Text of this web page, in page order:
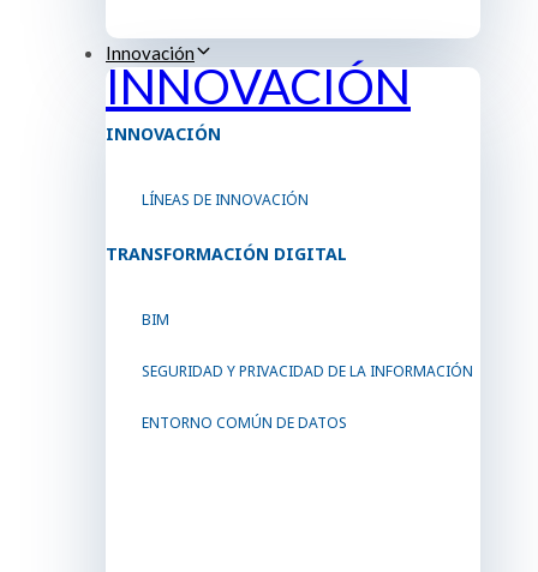
Innovación
INNOVACIÓN
INNOVACIÓN
LÍNEAS DE INNOVACIÓN
TRANSFORMACIÓN DIGITAL
BIM
SEGURIDAD Y PRIVACIDAD DE LA INFORMACIÓN
ENTORNO COMÚN DE DATOS